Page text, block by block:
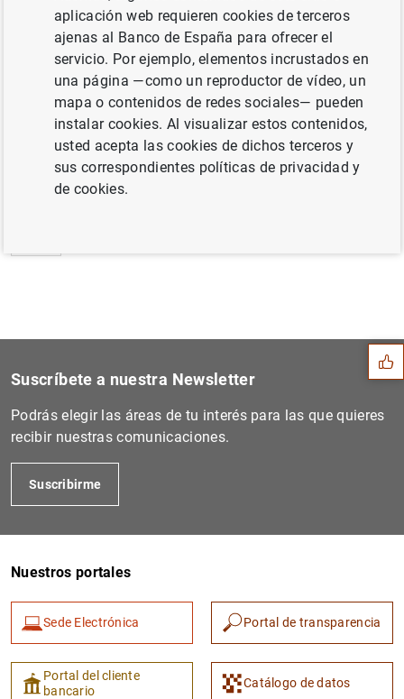
Estado financiero consolidado del
Eurosistema a 3 de febrero de 2017 (30
Siguiente
Publicación ampliada de est...
Sugerencias
1 2
Suscríbete a nuestra Newsletter
Podrás elegir las áreas de tu interés para las que quieres
recibir nuestras comunicaciones.
Suscribirme
Nuestros portales
Sede Electrónica Portal de transparencia
Portal del cliente
bancario
Catálogo de datos
aplicación web requieren cookies de terceros
ajenas al Banco de España para ofrecer el
servicio. Por ejemplo, elementos incrustados en
una página —como un reproductor de vídeo, un
mapa o contenidos de redes sociales— pueden
instalar cookies. Al visualizar estos contenidos,
usted acepta las cookies de dichos terceros y
sus correspondientes políticas de privacidad y
de cookies.